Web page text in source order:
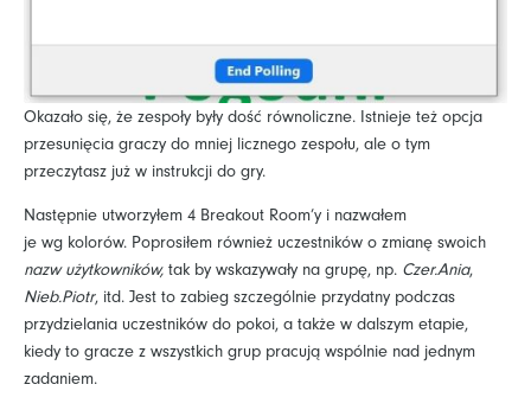
Okazało się, że zespoły były dość równoliczne. Istnieje też opcja
przesunięcia graczy do mniej licznego zespołu, ale o tym
przeczytasz już w instrukcji do gry.
Następnie utworzyłem 4 Breakout Room’y i nazwałem
je wg kolorów. Poprosiłem również uczestników o zmianę swoich
nazw użytkowników, tak by wskazywały na grupę, np. Czer.Ania,
Nieb.Piotr, itd. Jest to zabieg szczególnie przydatny podczas
przydzielania uczestników do pokoi, a także w dalszym etapie,
kiedy to gracze z wszystkich grup pracują wspólnie nad jednym
zadaniem.